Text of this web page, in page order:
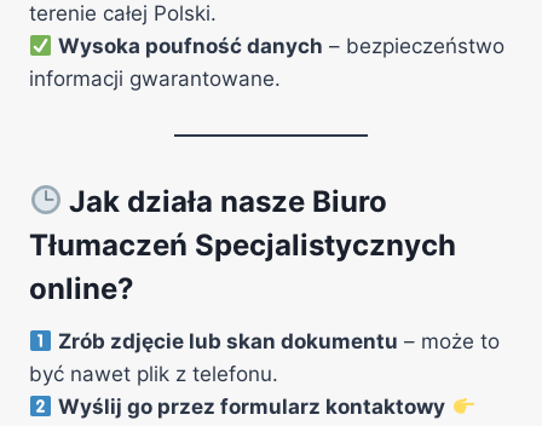
terenie całej Polski.
Wysoka poufność danych – bezpieczeństwo
informacji gwarantowane.
Jak działa nasze Biuro
Tłumaczeń Specjalistycznych
online?
Zrób zdjęcie lub skan dokumentu – może to
być nawet plik z telefonu.
Wyślij go przez formularz kontaktowy